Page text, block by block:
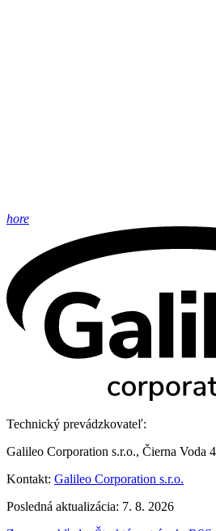
hore
Technický prevádzkovateľ:
Galileo Corporation s.r.o., Čierna Voda
Kontakt: Galileo Corporation s.r.o.
Posledná aktualizácia: 7. 8. 2026